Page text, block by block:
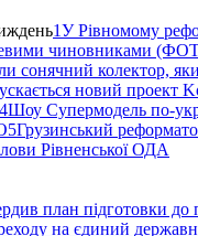
1У Рівномому
чиновниками
сонячний колектор,
новий проект
4Шоу Супермодель по-
5Грузинський
Рівненської ОДА
план підготовки
на єдиний